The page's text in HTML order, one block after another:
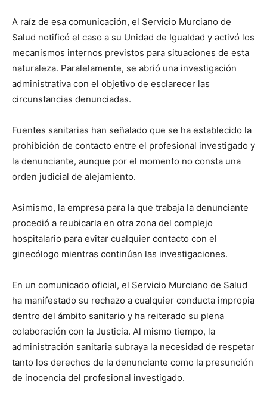
A raíz de esa comunicación, el Servicio Murciano de
Salud notificó el caso a su Unidad de Igualdad y activó los
mecanismos internos previstos para situaciones de esta
naturaleza. Paralelamente, se abrió una investigación
administrativa con el objetivo de esclarecer las
circunstancias denunciadas.
Fuentes sanitarias han señalado que se ha establecido la
prohibición de contacto entre el profesional investigado y
la denunciante, aunque por el momento no consta una
orden judicial de alejamiento.
Asimismo, la empresa para la que trabaja la denunciante
procedió a reubicarla en otra zona del complejo
hospitalario para evitar cualquier contacto con el
ginecólogo mientras continúan las investigaciones.
En un comunicado oficial, el Servicio Murciano de Salud
ha manifestado su rechazo a cualquier conducta impropia
dentro del ámbito sanitario y ha reiterado su plena
colaboración con la Justicia. Al mismo tiempo, la
administración sanitaria subraya la necesidad de respetar
tanto los derechos de la denunciante como la presunción
de inocencia del profesional investigado.